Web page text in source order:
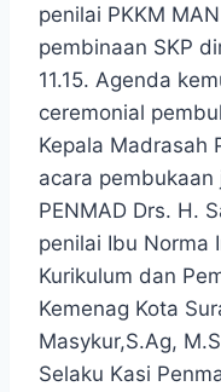
penilai PKKM
pembinaan SKP
11.15. Agenda
ceremonial
Kepala Madrasah
acara pembukaan
PENMAD Drs. H.
penilai Ibu Norma
Kurikulum dan
Kemenag Kota
Masykur,S.Ag,
Selaku Kasi